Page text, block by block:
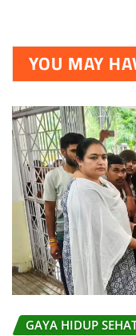
YOU MAY
GAYA HIDUP